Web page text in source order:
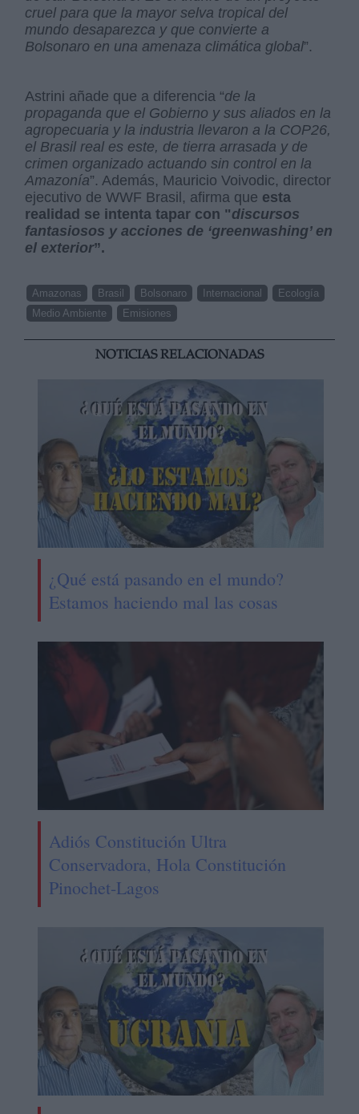
cruel para que la mayor selva tropical del
mundo desaparezca y que convierte a
Bolsonaro en una amenaza climática global”.
Astrini añade que a diferencia “de la
propaganda que el Gobierno y sus aliados en la
agropecuaria y la industria llevaron a la COP26,
el Brasil real es este, de tierra arrasada y de
crimen organizado actuando sin control en la
Amazonía”. Además, Mauricio Voivodic, director
ejecutivo de WWF Brasil, afirma que esta
realidad se intenta tapar con "discursos
fantasiosos y acciones de ‘greenwashing’ en
el exterior”.
Amazonas Brasil Bolsonaro Internacional
Ecología
Medio Ambiente
Emisiones
NOTICIAS RELACIONADAS
¿Qué está pasando en el mundo?
Estamos haciendo mal las cosas
Adiós Constitución Ultra
Conservadora, Hola Constitución
Pinochet-Lagos